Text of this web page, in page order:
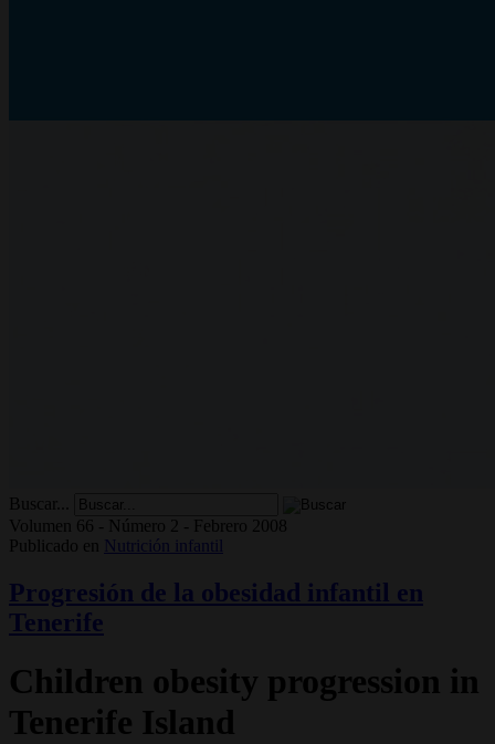
Buscar...
Volumen 66 - Número 2 - Febrero 2008
Publicado en
Nutrición infantil
Progresión de la obesidad infantil en
Tenerife
Children obesity progression in
Tenerife Island